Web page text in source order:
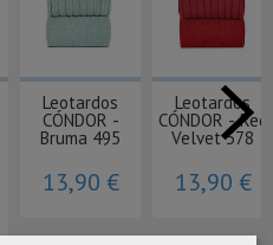
Leotardos
CÓNDOR -
Bruma 495
13,90 €
Leotardos
CÓNDOR - Red
Velvet 578
13,90 €